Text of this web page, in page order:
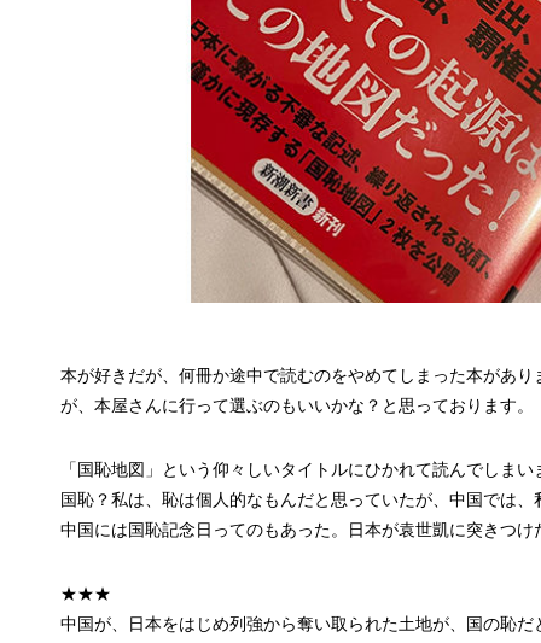
本が好きだが、何冊か途中で読むのをやめてしまった本があ
が、本屋さんに行って選ぶのもいいかな？と思っております。
「国恥地図」という仰々しいタイトルにひかれて読んでしまい
国恥？私は、恥は個人的なもんだと思っていたが、中国では
中国には国恥記念日ってのもあった。日本が袁世凱に突きつ
★★★
中国が、日本をはじめ列強から奪い取られた土地が、国の恥